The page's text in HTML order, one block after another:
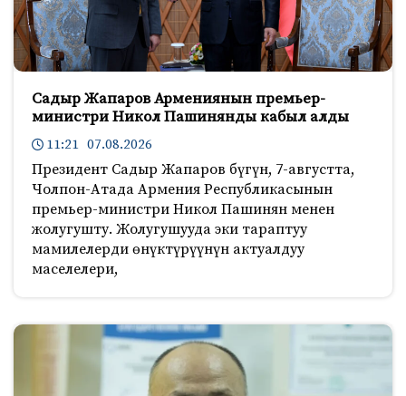
Садыр Жапаров Армениянын премьер-
министри Никол Пашинянды кабыл алды
11:21 07.08.2026
Президент Садыр Жапаров бүгүн, 7-августта,
Чолпон-Атада Армения Республикасынын
премьер-министри Никол Пашинян менен
жолугушту. Жолугушууда эки тараптуу
мамилелерди өнүктүрүүнүн актуалдуу
маселелери,